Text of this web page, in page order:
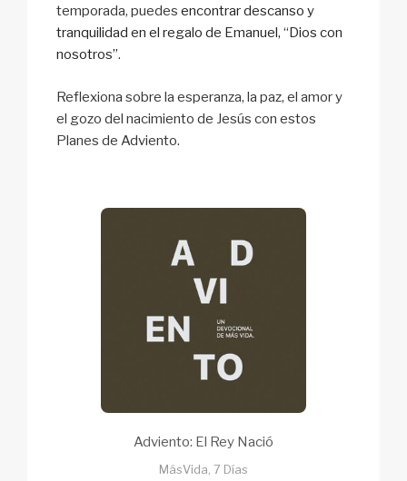
temporada, puedes encontrar descanso y
tranquilidad en el regalo de Emanuel, “Dios con
nosotros”.
Reflexiona sobre la esperanza, la paz, el amor y
el gozo del nacimiento de Jesús con estos
Planes de Adviento.
Adviento: El Rey Nació
MásVida, 7 Días